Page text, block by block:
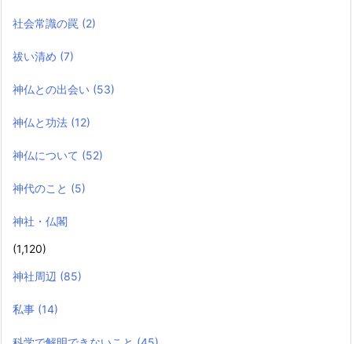
社会常識の罠 (2)
祓い清め (7)
神仏との出会い (53)
神仏と功法 (12)
神仏について (52)
神代のこと (5)
神社・仏閣
(1,120)
神社周辺 (85)
私事 (14)